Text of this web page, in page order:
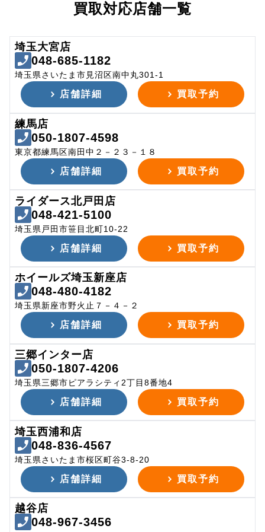
買取対応店舗一覧
埼玉大宮店
048-685-1182
埼玉県さいたま市見沼区南中丸301-1
店舗詳細 買取予約
練馬店
050-1807-4598
東京都練馬区南田中２－２３－１８
店舗詳細 買取予約
ライダース北戸田店
048-421-5100
埼玉県戸田市笹目北町10-22
店舗詳細 買取予約
ホイールズ埼玉新座店
048-480-4182
埼玉県新座市野火止７－４－２
店舗詳細 買取予約
三郷インター店
050-1807-4206
埼玉県三郷市ピアラシティ2丁目8番地4
店舗詳細 買取予約
埼玉西浦和店
048-836-4567
埼玉県さいたま市桜区町谷3-8-20
店舗詳細 買取予約
越谷店
048-967-3456